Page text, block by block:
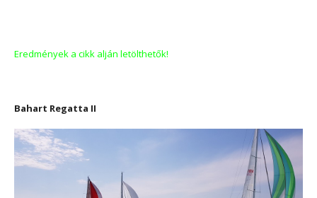
Eredmények a cikk alján letölthetők!
Bahart Regatta II